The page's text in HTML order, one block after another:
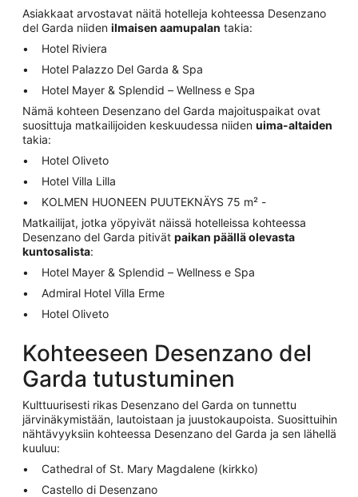
Asiakkaat arvostavat näitä hotelleja kohteessa Desenzano
del Garda niiden ilmaisen aamupalan takia:
Hotel Riviera
Hotel Palazzo Del Garda & Spa
Hotel Mayer & Splendid – Wellness e Spa
Nämä kohteen Desenzano del Garda majoituspaikat ovat
suosittuja matkailijoiden keskuudessa niiden uima-altaiden
takia:
Hotel Oliveto
Hotel Villa Lilla
KOLMEN HUONEEN PUUTEKNÄYS 75 m² -
Matkailijat, jotka yöpyivät näissä hotelleissa kohteessa
Desenzano del Garda pitivät paikan päällä olevasta
kuntosalista:
Hotel Mayer & Splendid – Wellness e Spa
Admiral Hotel Villa Erme
Hotel Oliveto
Kohteeseen Desenzano del
Garda tutustuminen
Kulttuurisesti rikas Desenzano del Garda on tunnettu
järvinäkymistään, lautoistaan ja juustokaupoista. Suosittuihin
nähtävyyksiin kohteessa Desenzano del Garda ja sen lähellä
kuuluu:
Cathedral of St. Mary Magdalene (kirkko)
Castello di Desenzano